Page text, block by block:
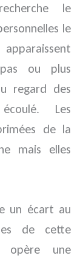
le
le
ou plus
regard des
Les
de la
mais elles
un écart au
de cette
opère une